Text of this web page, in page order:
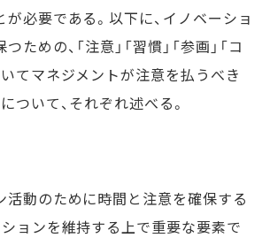
必要である。以下に、イノベーショ
ための、「注意」「習慣」「参画」「コ
てマネジメントが注意を払うべき
ついて、それぞれ述べる。
動のために時間と注意を確保する
ションを維持する上で重要な要素で